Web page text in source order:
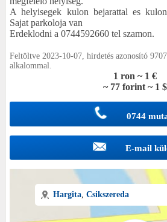
A helyisegek kulon bejarattal es
Sajat parkoloja van
Erdeklodni a 0744592660 tel szamon.
Feltöltve 2023-10-07, hirdetés azonosító
alkalommal.
1 ron ~ 1 €
~ 77 forint ~ 1 $
0744
E-mail
Hargita, Csikszereda